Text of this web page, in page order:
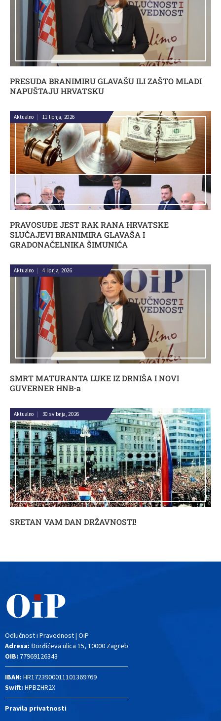
PRESUDA BRANIMIRU GLAVAŠU ILI ZAŠTO MLADI
NAPUŠTAJU HRVATSKU
PRAVOSUĐE JEST RAK RANA HRVATSKE
SLUČAJEVI BRANIMIRA GLAVAŠA I
GRADONAČELNIKA ŠIMUNIĆA
Aktualno | 11 lipnja, 2026
SMRT MATURANTA LUKE IZ DRNIŠA I NOVI
GUVERNER HNB-a
Aktualno | 4 lipnja, 2026
SRETAN VAM DAN DRŽAVNOSTI!
Aktualno | 30 svibnja, 2026
Odlučnost i Pravednost | OiP
Adresa: Đorđićeva ulica 15, 10000 Zagreb
OIB: 77969126343
IBAN: HR1723900011101369769
Swift: HPBZHR2X
Pravila privatnosti